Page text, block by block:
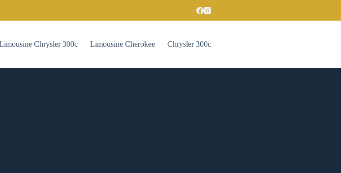
Chrysler 300c Limousine Cherokee Chrysler 300c